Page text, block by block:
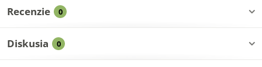
Recenzie 0
Diskusia 0